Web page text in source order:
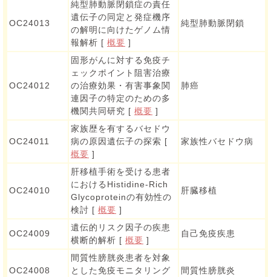
OC24013
純型肺動脈閉鎖症の責任
遺伝子の同定と発症機序
の解明に向けたゲノム情
報解析 [ 概要 ]
純型肺動脈閉鎖
OC24012
固形がんに対する免疫チ
ェックポイント阻害治療
の治療効果・有害事象関
連因子の特定のための多
機関共同研究 [ 概要 ]
肺癌
OC24011
家族歴を有するバセドウ
病の原因遺伝子の探索 [
概要 ]
家族性バセドウ病
OC24010
肝移植手術を受ける患者
におけるHistidine-Rich
Glycoproteinの有効性の
検討 [ 概要 ]
肝臓移植
OC24009
遺伝的リスク因子の疾患
横断的解析 [ 概要 ]
自己免疫疾患
OC24008
間質性膀胱炎患者を対象
とした免疫モニタリング
間質性膀胱炎